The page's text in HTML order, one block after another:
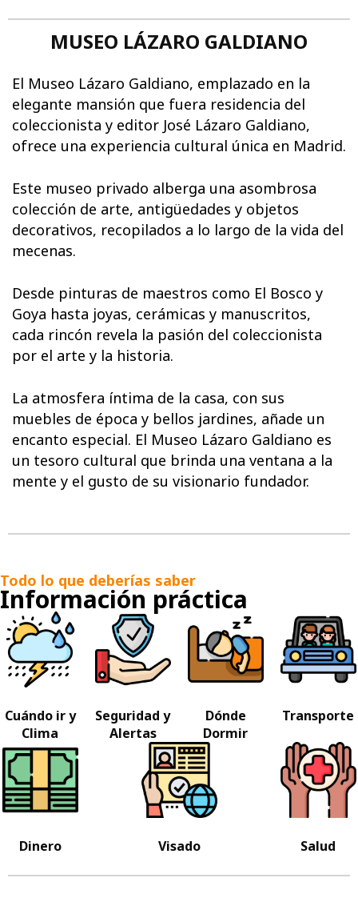
MUSEO LÁZARO GALDIANO
El Museo Lázaro Galdiano, emplazado en la
elegante mansión que fuera residencia del
coleccionista y editor José Lázaro Galdiano,
ofrece una experiencia cultural única en Madrid.
Este museo privado alberga una asombrosa
colección de arte, antigüedades y objetos
decorativos, recopilados a lo largo de la vida del
mecenas.
Desde pinturas de maestros como El Bosco y
Goya hasta joyas, cerámicas y manuscritos,
cada rincón revela la pasión del coleccionista
por el arte y la historia.
La atmosfera íntima de la casa, con sus
muebles de época y bellos jardines, añade un
encanto especial. El Museo Lázaro Galdiano es
un tesoro cultural que brinda una ventana a la
mente y el gusto de su visionario fundador.
Todo lo que deberías saber
Información práctica
Cuándo ir y
Clima
Seguridad y
Alertas
Dónde
Dormir
Transporte
Dinero Visado Salud